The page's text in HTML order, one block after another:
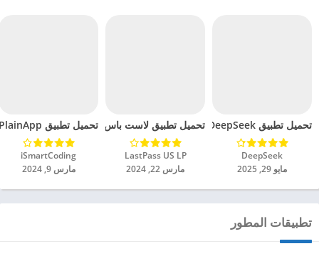
تحميل تطبيق DeepSeek مهكر للاندرويد 2025
DeepSeek‏
مايو 29, 2025
تحميل تطبيق لاست باس LastPass Password Manager مهكر للاندرويد 2024
LastPass US LP‏
مارس 22, 2024
تحميل تطبيق PlainApp مهكر للاندرويد 2024
iSmartCoding‏
مارس 9, 2024
تطبيقات المطور